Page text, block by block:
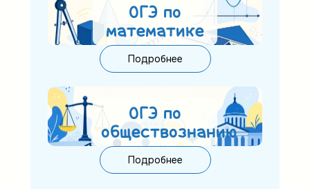
ОГЭ по
математике
Подробнее
ОГЭ по
обществознанию
Подробнее